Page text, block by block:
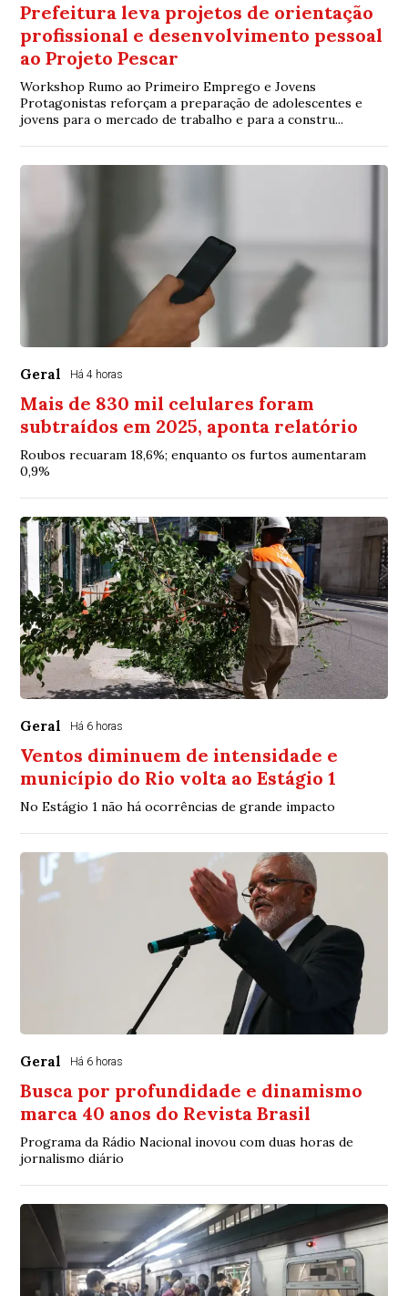
Prefeitura leva projetos de orientação
profissional e desenvolvimento pessoal
ao Projeto Pescar
Workshop Rumo ao Primeiro Emprego e Jovens
Protagonistas reforçam a preparação de adolescentes e
jovens para o mercado de trabalho e para a constru...
Geral Há 4 horas
Mais de 830 mil celulares foram
subtraídos em 2025, aponta relatório
Roubos recuaram 18,6%; enquanto os furtos aumentaram
0,9%
Geral Há 6 horas
Ventos diminuem de intensidade e
município do Rio volta ao Estágio 1
No Estágio 1 não há ocorrências de grande impacto
Geral Há 6 horas
Busca por profundidade e dinamismo
marca 40 anos do Revista Brasil
Programa da Rádio Nacional inovou com duas horas de
jornalismo diário